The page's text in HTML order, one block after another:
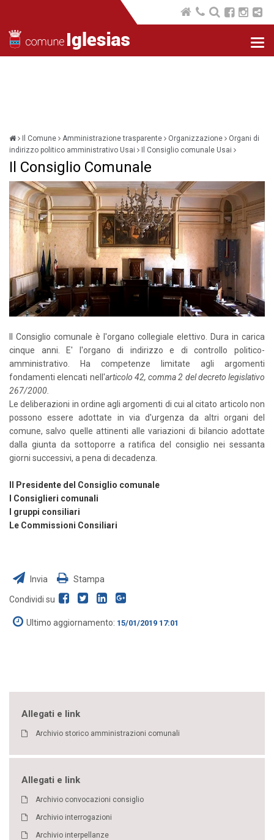
Il Comune Amministrazione trasparente Organizzazione
Organi di
indirizzo politico amministrativo Usai
Il Consiglio comunale Usai
Il Consiglio Comunale
Il Consiglio comunale è l'organo collegiale elettivo. Dura in carica
cinque anni. E' l'organo di indirizzo e di controllo politico-
amministrativo. Ha competenze limitate agli argomenti
fondamenti elencati nell'articolo 42, comma 2 del decreto legislativo
267/2000.
Le deliberazioni in ordine agli argomenti di cui al citato articolo non
possono essere adottate in via d'urgenza da altri organi del
comune, salvo quelle attinenti alle variazioni di bilancio adottate
dalla giunta da sottoporre a ratifica del consiglio nei sessanta
giorni successivi, a pena di decadenza.
Il Presidente del Consiglio comunale
I Consiglieri comunali
I gruppi consiliari
Le Commissioni Consiliari
Invia Stampa
Condividi su
Ultimo aggiornamento: 15/01/2019 17:01
Allegati e link
Archivio storico amministrazioni comunali
Allegati e link
Archivio convocazioni consiglio
Archivio interrogazioni
Archivio interpellanze